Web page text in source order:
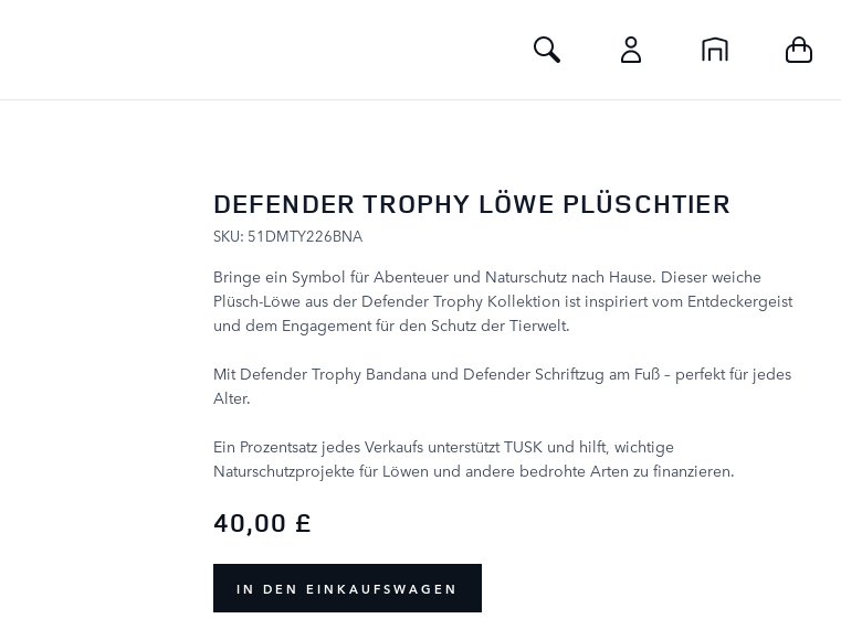
Toggle Search
DEFENDER TROPHY LÖWE PLÜSCHTIER
SKU: 51DMTY226BNA
Bringe ein Symbol für Abenteuer und Naturschutz nach Hause. Dieser weiche
Plüsch-Löwe aus der Defender Trophy Kollektion ist inspiriert vom Entdeckergeist
und dem Engagement für den Schutz der Tierwelt.
Mit Defender Trophy Bandana und Defender Schriftzug am Fuß – perfekt für jedes
Alter.
Ein Prozentsatz jedes Verkaufs unterstützt TUSK und hilft, wichtige
Naturschutzprojekte für Löwen und andere bedrohte Arten zu finanzieren.
40,00 £
IN DEN EINKAUFSWAGEN